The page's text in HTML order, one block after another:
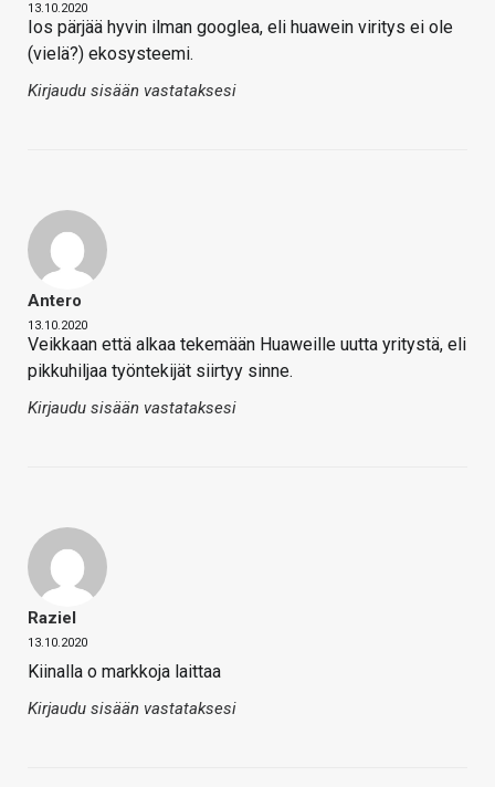
13.10.2020
Ios pärjää hyvin ilman googlea, eli huawein viritys ei ole
(vielä?) ekosysteemi.
Kirjaudu sisään vastataksesi
Antero
13.10.2020
Veikkaan että alkaa tekemään Huaweille uutta yritystä, eli
pikkuhiljaa työntekijät siirtyy sinne.
Kirjaudu sisään vastataksesi
Raziel
13.10.2020
Kiinalla o markkoja laittaa
Kirjaudu sisään vastataksesi